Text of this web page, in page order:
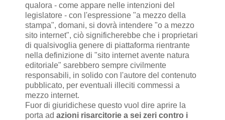
qualora - come appare nelle intenzioni del
legislatore - con l'espressione "a mezzo della
stampa", domani, si dovrà intendere "o a mezzo
sito internet", ciò significherebbe che i proprietari
di qualsivoglia genere di piattaforma rientrante
nella definizione di "sito internet avente natura
editoriale" sarebbero sempre civilmente
responsabili, in solido con l'autore del contenuto
pubblicato, per eventuali illeciti commessi a
mezzo internet.
Fuor di giuridichese questo vuol dire aprire la
porta ad azioni risarcitorie a sei zeri contro i